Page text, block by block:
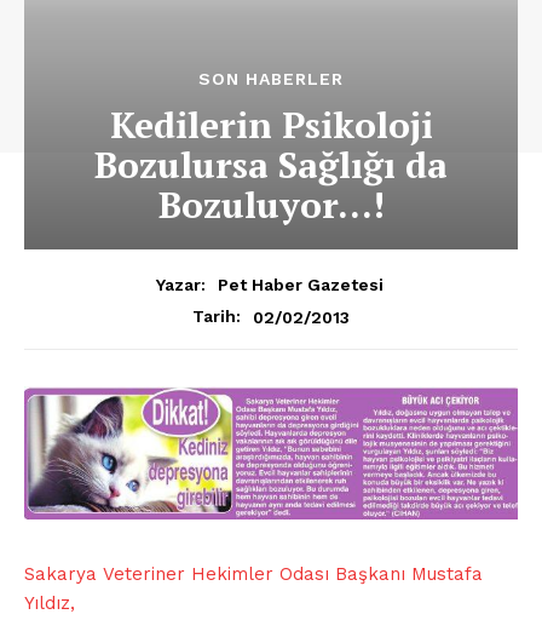
SON HABERLER
Kedilerin Psikoloji
Bozulursa Sağlığı da
Bozuluyor…!
Yazar:
Pet Haber Gazetesi
Tarih:
02/02/2013
Sakarya Veteriner Hekimler Odası Başkanı Mustafa
Yıldız,